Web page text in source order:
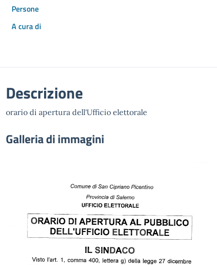
Persone
A cura di
Descrizione
orario di apertura dell'Ufficio elettorale
Galleria di immagini